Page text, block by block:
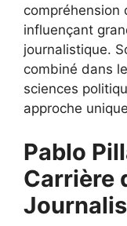
compréhension
influençant
journalistique.
combiné dans
sciences
approche
Pablo
Carrière